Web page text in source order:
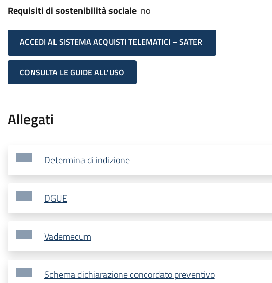
Requisiti di sostenibilità sociale no
ACCEDI AL SISTEMA ACQUISTI TELEMATICI – SATER
CONSULTA LE GUIDE ALL'USO
Allegati
Determina di indizione
DGUE
Vademecum
Schema dichiarazione concordato preventivo